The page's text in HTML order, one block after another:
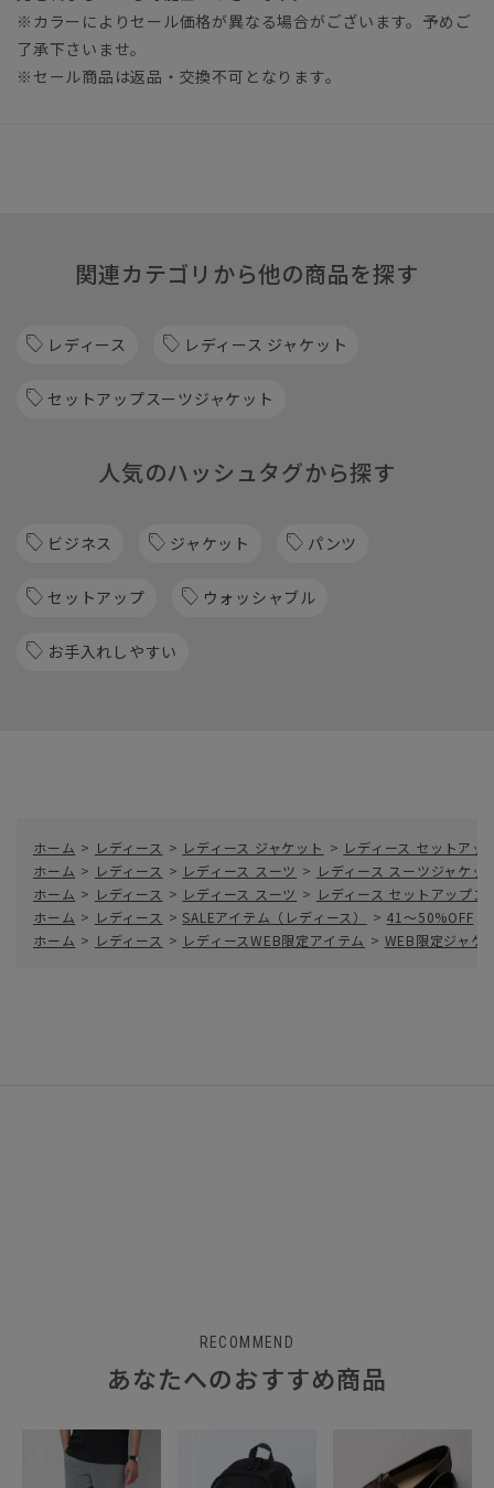
※カラーによりセール価格が異なる場合がございます。予めご
了承下さいませ。
※セール商品は返品・交換不可となります。
関連カテゴリから他の商品を探す
レディース レディース ジャケット
セットアップスーツジャケット
人気のハッシュタグから探す
ビジネス ジャケット パンツ
セットアップ ウォッシャブル
お手入れしやすい
ホーム > レディース > レディース ジャケット > レディース セットアッ
ホーム > レディース > レディース スーツ > レディース スーツジャケッ
ホーム > レディース > レディース スーツ > レディース セットアップス
ホーム > レディース > SALEアイテム（レディース） > 41～50%OFF
ホーム > レディース > レディースWEB限定アイテム > WEB限定ジャケ
RECOMMEND
あなたへのおすすめ商品